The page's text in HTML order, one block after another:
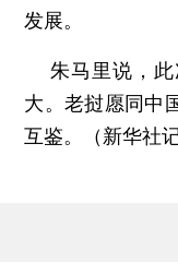
发展。
朱马里说，此
大。老挝愿同中
互鉴。（新华社